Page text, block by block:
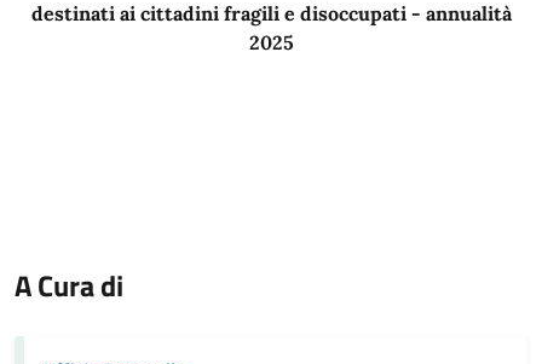
destinati ai cittadini fragili e disoccupati - annualità
2025
A Cura di